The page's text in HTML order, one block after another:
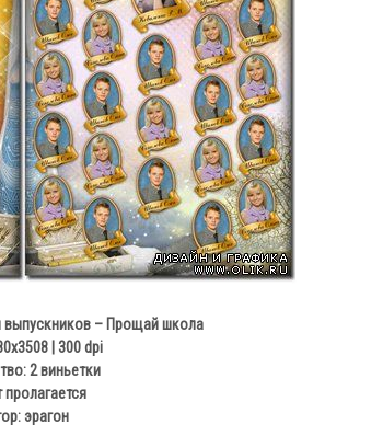
выпускников – Прощай школа
| 300 dpi
2 виньетки
эрагон